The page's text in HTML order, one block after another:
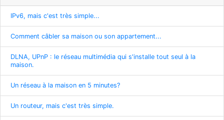
IPv6, mais c'est très simple...
Comment câbler sa maison ou son appartement...
DLNA, UPnP : le réseau multimédia qui s'installe tout seul à la
maison.
Un réseau à la maison en 5 minutes?
Un routeur, mais c'est très simple.